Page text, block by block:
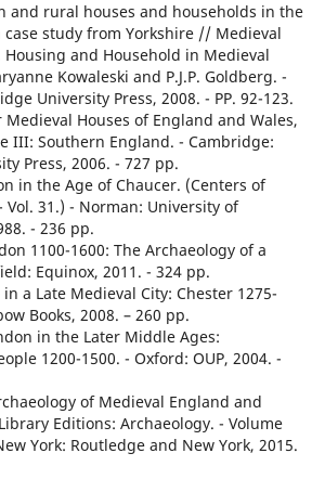
and rural houses and households in the
case study from Yorkshire // Medieval
Housing and Household in Medieval
Kowaleski and P.J.P. Goldberg. -
University Press, 2008. - PP. 92-123.
Medieval Houses of England and Wales,
III: Southern England. - Cambridge:
Press, 2006. - 727 pp.
in the Age of Chaucer. (Centers of
Vol. 31.) - Norman: University of
- 236 pp.
1100-1600: The Archaeology of a
Equinox, 2011. - 324 pp.
a Late Medieval City: Chester 1275-
Books, 2008. – 260 pp.
in the Later Middle Ages:
1200-1500. - Oxford: OUP, 2004. -
of Medieval England and
Editions: Archaeology. - Volume
York: Routledge and New York, 2015.